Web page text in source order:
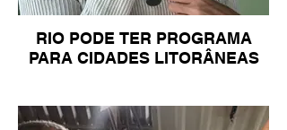
RIO PODE TER PROGRAMA
PARA CIDADES LITORÂNEAS